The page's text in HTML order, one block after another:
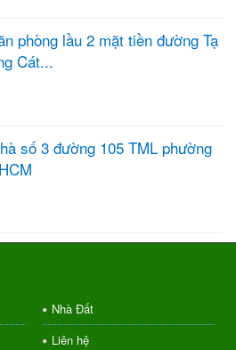
phòng lầu 2 mặt tiền đường Tạ
Cát...
số 3 đường 105 TML phường
Nhà Đất
Liên hệ